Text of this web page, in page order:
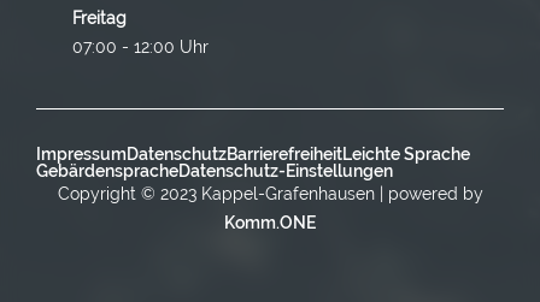
Freitag
07:00 - 12:00 Uhr
ImpressumDatenschutzBarrierefreiheitLeichte Sprache
GebärdenspracheDatenschutz-Einstellungen
Copyright © 2023 Kappel-Grafenhausen | powered by
Komm.ONE